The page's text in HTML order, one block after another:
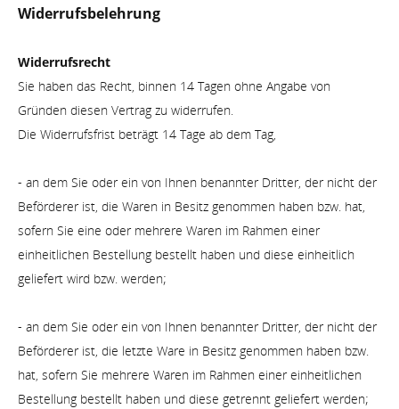
Widerrufsbelehrung
Widerrufsrecht
Sie haben das Recht, binnen 14 Tagen ohne Angabe von
Gründen diesen Vertrag zu widerrufen.
Die Widerrufsfrist beträgt 14 Tage ab dem Tag,
- an dem Sie oder ein von Ihnen benannter Dritter, der nicht der
Beförderer ist, die Waren in Besitz genommen haben bzw. hat,
sofern Sie eine oder mehrere Waren im Rahmen einer
einheitlichen Bestellung bestellt haben und diese einheitlich
geliefert wird bzw. werden;
- an dem Sie oder ein von Ihnen benannter Dritter, der nicht der
Beförderer ist, die letzte Ware in Besitz genommen haben bzw.
hat, sofern Sie mehrere Waren im Rahmen einer einheitlichen
Bestellung bestellt haben und diese getrennt geliefert werden;